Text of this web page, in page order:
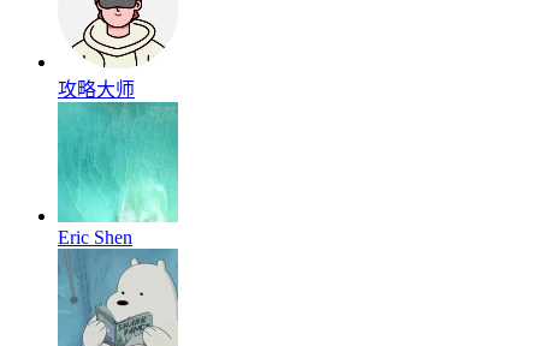
攻略大师
Eric Shen